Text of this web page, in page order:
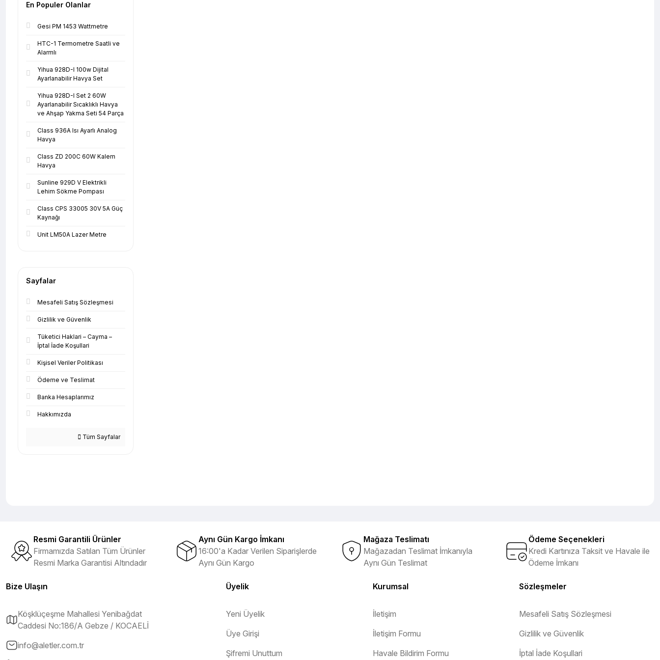
En Populer Olanlar
Gesi PM 1453 Wattmetre
HTC-1 Termometre Saatli ve
Alarmlı
Yihua 928D-I 100w Dijital
Ayarlanabilir Havya Set
Yihua 928D-I Set 2 60W
Ayarlanabilir Sıcaklıklı Havya
ve Ahşap Yakma Seti 54 Parça
Class 936A Isı Ayarlı Analog
Havya
Class ZD 200C 60W Kalem
Havya
Sunline 929D V Elektrikli
Lehim Sökme Pompası
Class CPS 33005 30V 5A Güç
Kaynağı
Unit LM50A Lazer Metre
Sayfalar
Mesafeli Satış Sözleşmesi
Gizlilik ve Güvenlik
Tüketici Haklari – Cayma –
İptal İade Koşullari
Kişisel Veriler Politikası
Ödeme ve Teslimat
Banka Hesaplarımız
Hakkımızda
Tüm Sayfalar
Resmi Garantili Ürünler
Firmamızda Satılan Tüm Ürünler
Resmi Marka Garantisi Altındadır
Aynı Gün Kargo İmkanı
16:00'a Kadar Verilen Siparişlerde
Aynı Gün Kargo
Mağaza Teslimatı
Mağazadan Teslimat İmkanıyla
Aynı Gün Teslimat
Ödeme Seçenekleri
Kredi Kartınıza Taksit ve Havale ile
Ödeme İmkanı
Bize Ulaşın
Köşklüçeşme Mahallesi Yenibağdat
Caddesi No:186/A Gebze / KOCAELİ
info@aletler.com.tr
Üyelik
Yeni Üyelik
Üye Girişi
Şifremi Unuttum
Kurumsal
İletişim
İletişim Formu
Havale Bildirim Formu
Sözleşmeler
Mesafeli Satış Sözleşmesi
Gizlilik ve Güvenlik
İptal İade Koşullari